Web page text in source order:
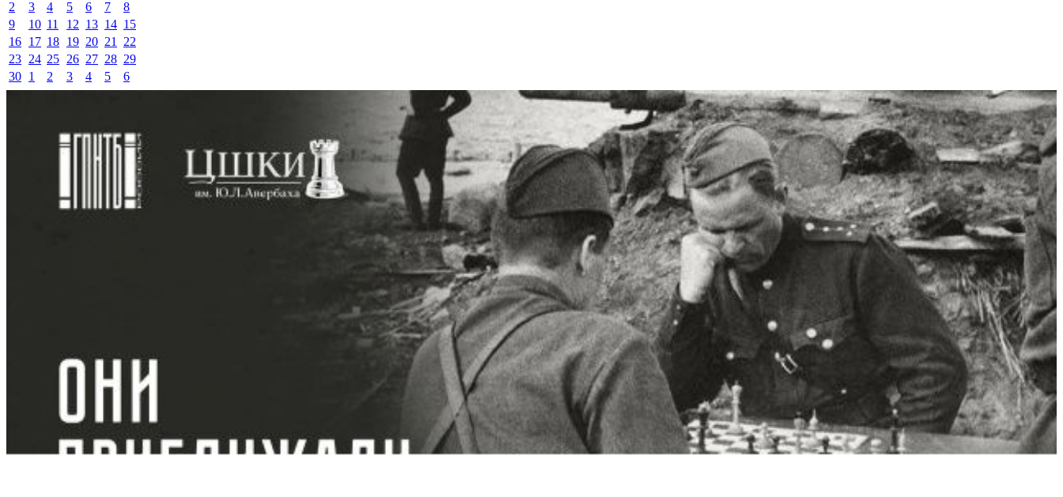
2
3 4 5 6 7
8
9
10 11 12 13 14 15
16 17 18 19 20 21
22
23 24 25 26 27 28 29
30 1 2 3 4 5 6